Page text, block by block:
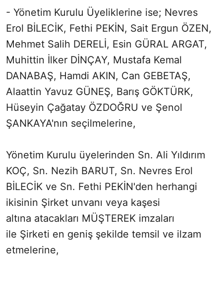
- Yönetim Kurulu Üyeliklerine ise; Nevres
Erol BİLECİK, Fethi PEKİN, Sait Ergun ÖZEN,
Mehmet Salih DERELİ, Esin GÜRAL ARGAT,
Muhittin İlker DİNÇAY, Mustafa Kemal
DANABAŞ, Hamdi AKIN, Can GEBETAŞ,
Alaattin Yavuz GÜNEŞ, Barış GÖKTÜRK,
Hüseyin Çağatay ÖZDOĞRU ve Şenol
ŞANKAYA'nın seçilmelerine,
Yönetim Kurulu üyelerinden Sn. Ali Yıldırım
KOÇ, Sn. Nezih BARUT, Sn. Nevres Erol
BİLECİK ve Sn. Fethi PEKİN'den herhangi
ikisinin Şirket unvanı veya kaşesi
altına atacakları MÜŞTEREK imzaları
ile Şirketi en geniş şekilde temsil ve ilzam
etmelerine,